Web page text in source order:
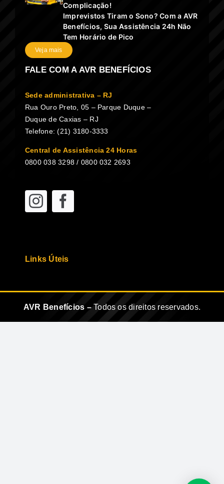
Complicação!
Imprevistos Tiram o Sono? Com a AVR
Benefícios, Sua Assistência 24h Não
Tem Horário de Pico
Veja mais
FALE COM A AVR BENEFÍCIOS
Sede administrativa – RJ
Rua Ouro Preto, 05 – Parque Duque –
Duque de Caxias – RJ
Telefone: (21) 3180-3333
Central de Assistência 24 Horas
0800 038 3298 / 0800 032 2693
Links Úteis
AVR Benefícios –Todos os direitos reservados.